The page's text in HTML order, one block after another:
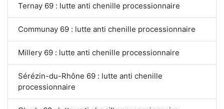
Ternay 69 : lutte anti chenille processionnaire
Communay 69 : lutte anti chenille processionnaire
Millery 69 : lutte anti chenille processionnaire
Sérézin-du-Rhône 69 : lutte anti chenille
processionnaire